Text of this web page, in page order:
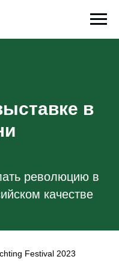
в
революцию в
качестве
Festival 2023